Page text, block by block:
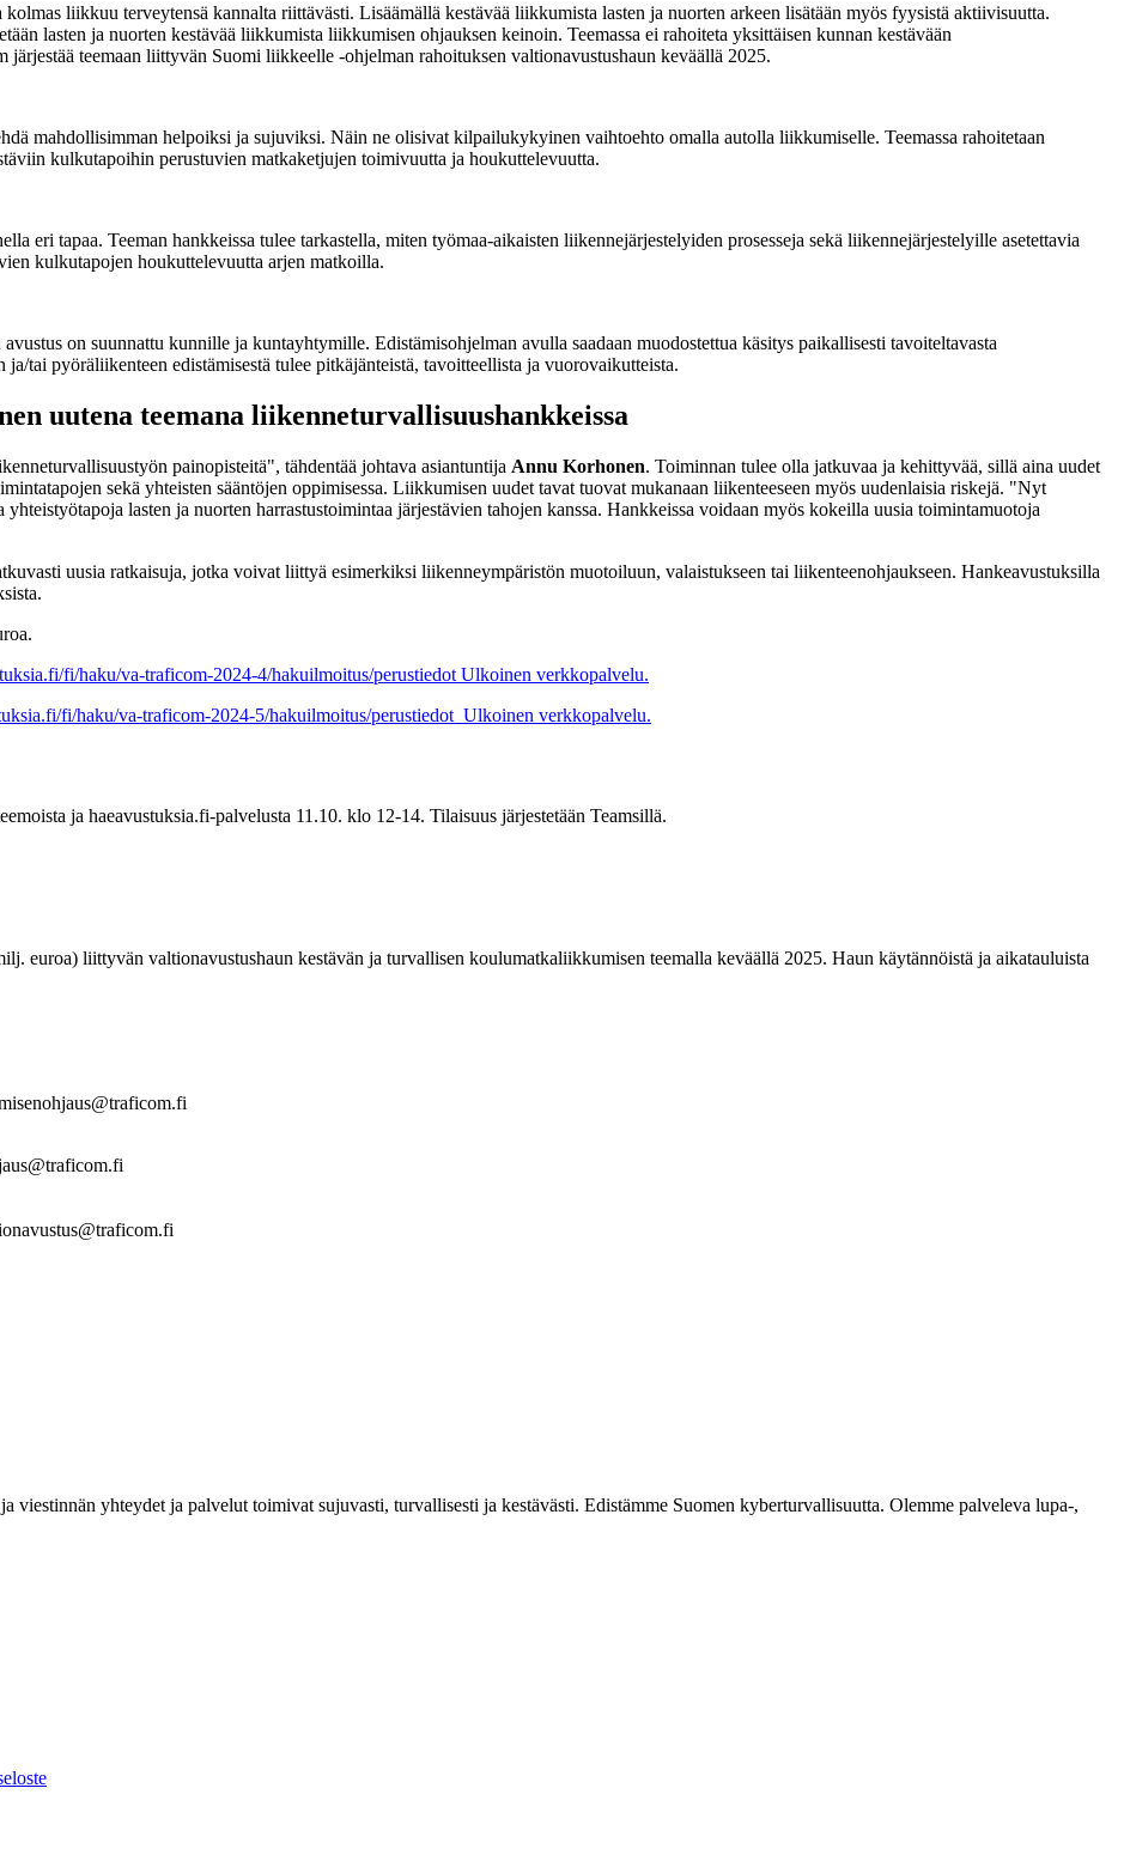
liikkuu terveytensä kannalta riittävästi. Lisäämällä kestävää liikkumista lasten ja nuorten arkeen lisätään myös fyysistä aktiivisuutta.
lasten ja nuorten kestävää liikkumista liikkumisen ohjauksen keinoin. Teemassa ei rahoiteta yksittäisen kunnan kestävään
teemaan liittyvän Suomi liikkeelle -ohjelman rahoituksen valtionavustushaun keväällä 2025.
mahdollisimman helpoiksi ja sujuviksi. Näin ne olisivat kilpailukykyinen vaihtoehto omalla autolla liikkumiselle. Teemassa rahoitetaan
kulkutapoihin perustuvien matkaketjujen toimivuutta ja houkuttelevuutta.
eri tapaa. Teeman hankkeissa tulee tarkastella, miten työmaa-aikaisten liikennejärjestelyiden prosesseja sekä liikennejärjestelyille asetettavia
kulkutapojen houkuttelevuutta arjen matkoilla.
on suunnattu kunnille ja kuntayhtymille. Edistämisohjelman avulla saadaan muodostettua käsitys paikallisesti tavoiteltavasta
tai pyöräliikenteen edistämisestä tulee pitkäjänteistä, tavoitteellista ja vuorovaikutteista.
uutena teemana liikenneturvallisuushankkeissa
painopisteitä", tähdentää johtava asiantuntija Annu Korhonen. Toiminnan tulee olla jatkuvaa ja kehittyvää, sillä aina uudet
sekä yhteisten sääntöjen oppimisessa. Liikkumisen uudet tavat tuovat mukanaan liikenteeseen myös uudenlaisia riskejä. "Nyt
lasten ja nuorten harrastustoimintaa järjestävien tahojen kanssa. Hankkeissa voidaan myös kokeilla uusia toimintamuotoja
uusia ratkaisuja, jotka voivat liittyä esimerkiksi liikenneympäristön muotoiluun, valaistukseen tai liikenteenohjaukseen. Hankeavustuksilla
fi/haku/va-traficom-2024-4/hakuilmoitus/perustiedot Ulkoinen verkkopalvelu.
fi/haku/va-traficom-2024-5/hakuilmoitus/perustiedot Ulkoinen verkkopalvelu.
ja haeavustuksia.fi-palvelusta 11.10. klo 12-14. Tilaisuus järjestetään Teamsillä.
euroa) liittyvän valtionavustushaun kestävän ja turvallisen koulumatkaliikkumisen teemalla keväällä 2025. Haun käytännöistä ja aikatauluista
viestinnän yhteydet ja palvelut toimivat sujuvasti, turvallisesti ja kestävästi. Edistämme Suomen kyberturvallisuutta. Olemme palveleva lupa-,